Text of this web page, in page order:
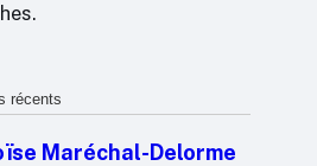
récents
Maréchal-Delorme